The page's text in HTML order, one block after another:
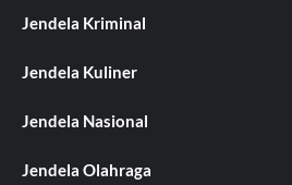
Jendela Kriminal
Jendela Kuliner
Jendela Nasional
Jendela Olahraga